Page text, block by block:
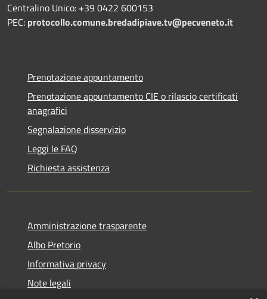
Centralino Unico: +39 0422 600153
PEC: protocollo.comune.bredadipiave.tv@pecveneto.it
Prenotazione appuntamento
Prenotazione appuntamento CIE o rilascio certificati
anagrafici
Segnalazione disservizio
Leggi le FAQ
Richiesta assistenza
Amministrazione trasparente
Albo Pretorio
Informativa privacy
Note legali